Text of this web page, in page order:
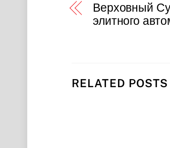
Верховный
элитного
RELATED POSTS